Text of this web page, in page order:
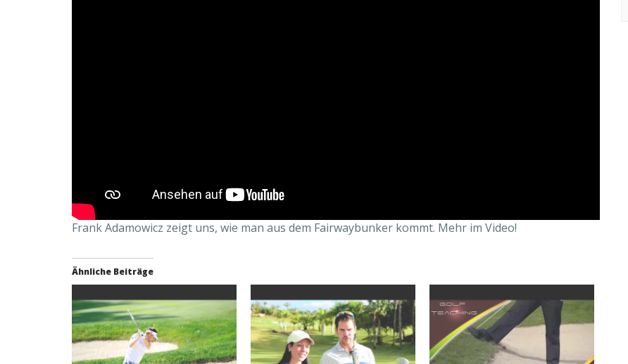
Frank Adamowicz zeigt uns, wie man aus dem Fairwaybunker kommt. Mehr im Video!
Ähnliche Beiträge